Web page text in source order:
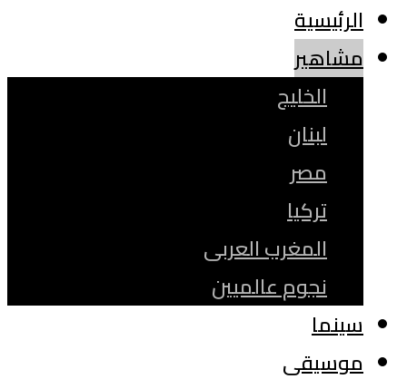
الرئيسية
مشاهير
الخليج
لبنان
مصر
تركيا
المغرب العربى
نجوم عالميين
سينما
موسيقى